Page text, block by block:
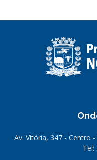
Av. Vitória, 347 - Centro
Tel: